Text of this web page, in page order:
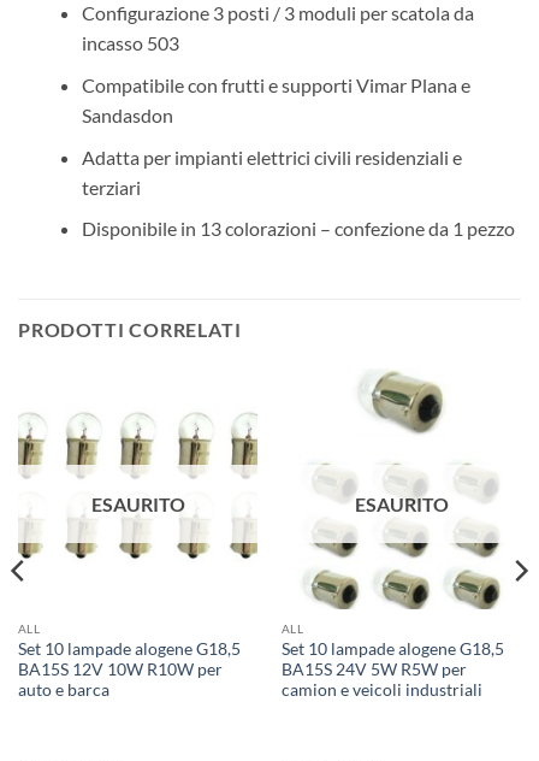
Configurazione 3 posti / 3 moduli per scatola da
incasso 503
Compatibile con frutti e supporti Vimar Plana e
Sandasdon
Adatta per impianti elettrici civili residenziali e
terziari
Disponibile in 13 colorazioni – confezione da 1 pezzo
PRODOTTI CORRELATI
ESAURITO
ALL
Set 10 lampade alogene G18,5
BA15S 12V 10W R10W per
auto e barca
ESAURITO
ALL
Set 10 lampade alogene G18,5
BA15S 24V 5W R5W per
camion e veicoli industriali